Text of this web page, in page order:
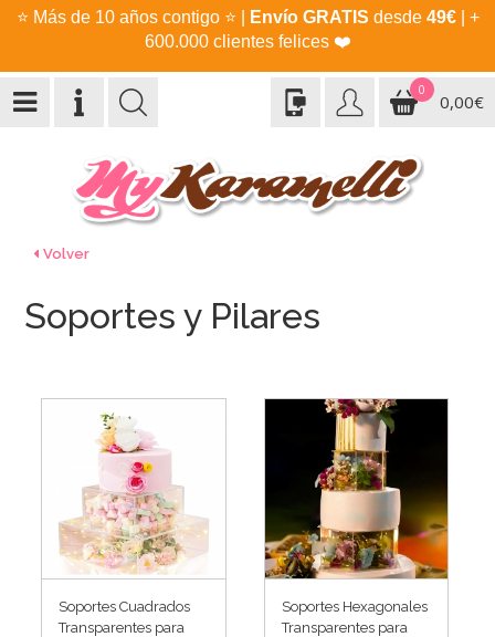
⭐ Más de 10 años contigo ⭐ Envío GRATIS desde 49€| +
600.000 clientes felices ❤️
0
0,00€
Volver
Soportes y Pilares
Soportes Cuadrados
Transparentes para
Soportes Hexagonales
Transparentes para